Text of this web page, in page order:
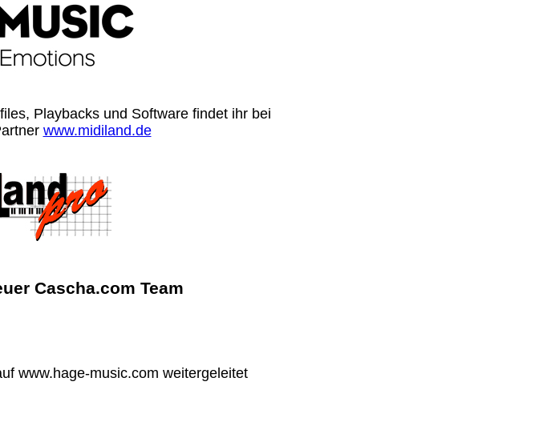
Playbacks und Software findet ihr bei
www.midiland.de
Cascha.com Team
www.hage-music.com weitergeleitet